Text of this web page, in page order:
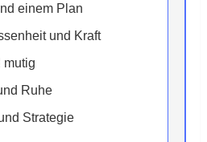
einem Plan
und Kraft
mutig
Ruhe
Strategie